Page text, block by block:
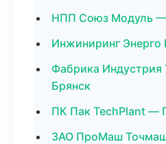
НПП Союз Модуль —
Инжиниринг Энерго
Фабрика
Брянск
ПК Пак TechPlant —
ЗАО ПроМаш